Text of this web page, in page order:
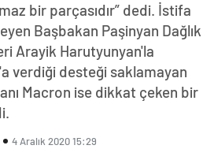
bir parçasıdır” dedi. İstifa
Başbakan Paşinyan Dağlık
Arayik Harutyunyan'la
verdiği desteği saklamayan
Macron ise dikkat çeken bir
4 Aralık 2020 15:29